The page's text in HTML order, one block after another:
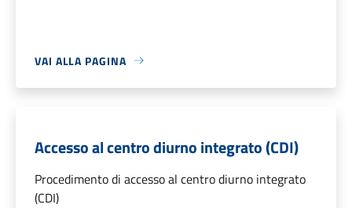
VAI ALLA PAGINA
Accesso al centro diurno integrato (CDI)
Procedimento di accesso al centro diurno integrato
(CDI)